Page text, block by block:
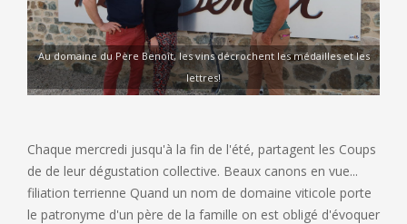
Au domaine du Père Benoît, les vins décrochent les médailles et les
lettres!
Chaque mercredi jusqu'à la fin de l'été, partagent les Coups
de de leur dégustation collective. Beaux canons en vue...
filiation terrienne Quand un nom de domaine viticole porte
le patronyme d'un père de la famille on est obligé d'évoquer